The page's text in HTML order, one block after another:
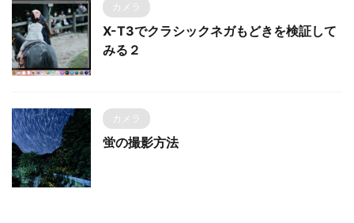
カメラ
X-T3でクラシックネガもどきを検証して
みる２
カメラ
蛍の撮影方法